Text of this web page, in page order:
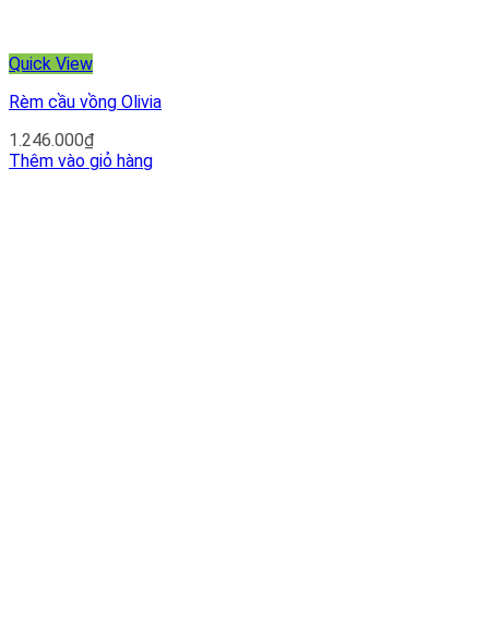
Quick View
Rèm cầu vồng Olivia
1.246.000₫
Thêm vào giỏ hàng